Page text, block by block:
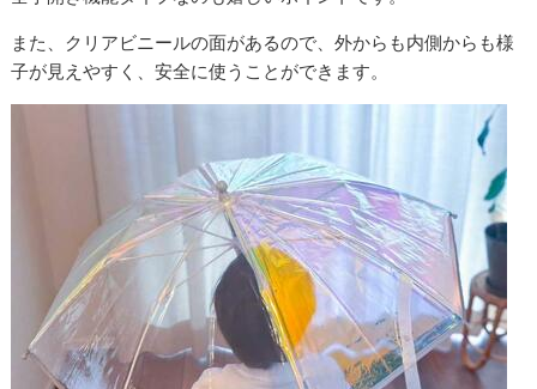
また、クリアビニールの面があるので、外からも内側からも様
子が見えやすく、安全に使うことができます。